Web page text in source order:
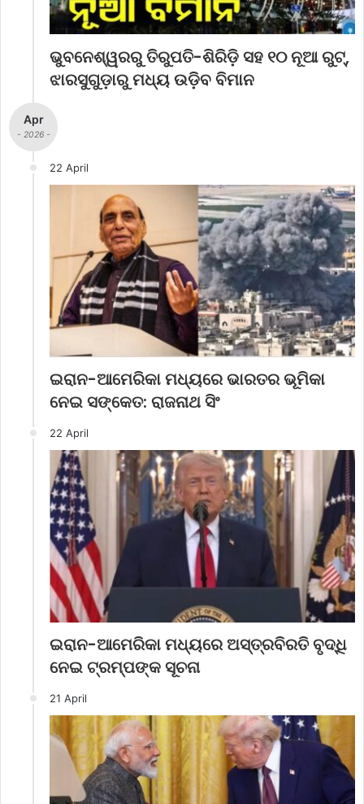
ଭୁବନେଶ୍ୱରରୁ ତିରୁପତି-ଶିରିଡ଼ି ସହ ୧୦ ନୂଆ ରୁଟ୍,
ଝାରସୁଗୁଡ଼ାରୁ ମଧ୍ୟ ଉଡ଼ିବ ବିମାନ
Apr
- 2026 -
22 April
ଇରାନ-ଆମେରିକା ମଧ୍ୟରେ ଭାରତର ଭୂମିକା
ନେଇ ସଙ୍କେତ: ରାଜନାଥ ସିଂ
22 April
ଇରାନ-ଆମେରିକା ମଧ୍ୟରେ ଅସ୍ତ୍ରବିରତି ବୃଦ୍ଧି
ନେଇ ଟ୍ରମ୍ପଙ୍କ ସୂଚନା
21 April